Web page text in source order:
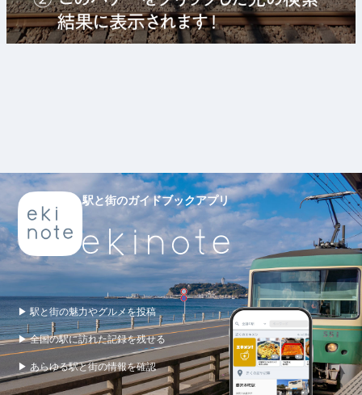
駅と街のガイドブックアプリ
▶ 駅と街の魅力やグルメを投稿
▶ 全国の駅に訪れた記録を残せる
▶ あらゆる駅と街の情報を確認